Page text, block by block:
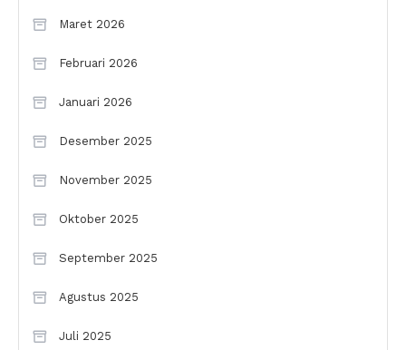
Maret 2026
Februari 2026
Januari 2026
Desember 2025
November 2025
Oktober 2025
September 2025
Agustus 2025
Juli 2025